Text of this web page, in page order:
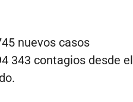
nuevos casos
343 contagios desde el